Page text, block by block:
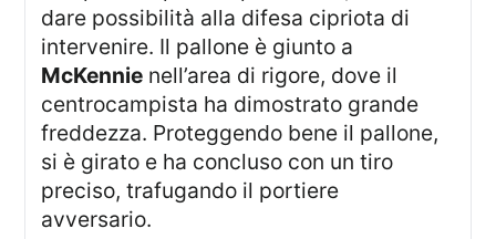
dare possibilità alla difesa cipriota di
intervenire. Il pallone è giunto a
McKennie nell’area di rigore, dove il
centrocampista ha dimostrato grande
freddezza. Proteggendo bene il pallone,
si è girato e ha concluso con un tiro
preciso, trafugando il portiere
avversario.